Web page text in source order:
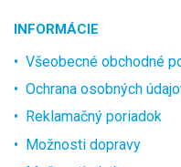
INFORMÁCIE
Všeobecné obchodné
Ochrana osobných
Reklamačný poriadok
Možnosti dopravy